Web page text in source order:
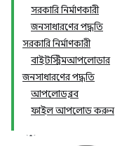
সরকারি নির্মাণকারী
জনসাধারণের পদ্ধতি
সরকারি নির্মাণকারী
বাইটস্ট্রিমআপলোডার
জনসাধারণের পদ্ধতি
আপলোডব্লব
ফাইল আপলোড করুন